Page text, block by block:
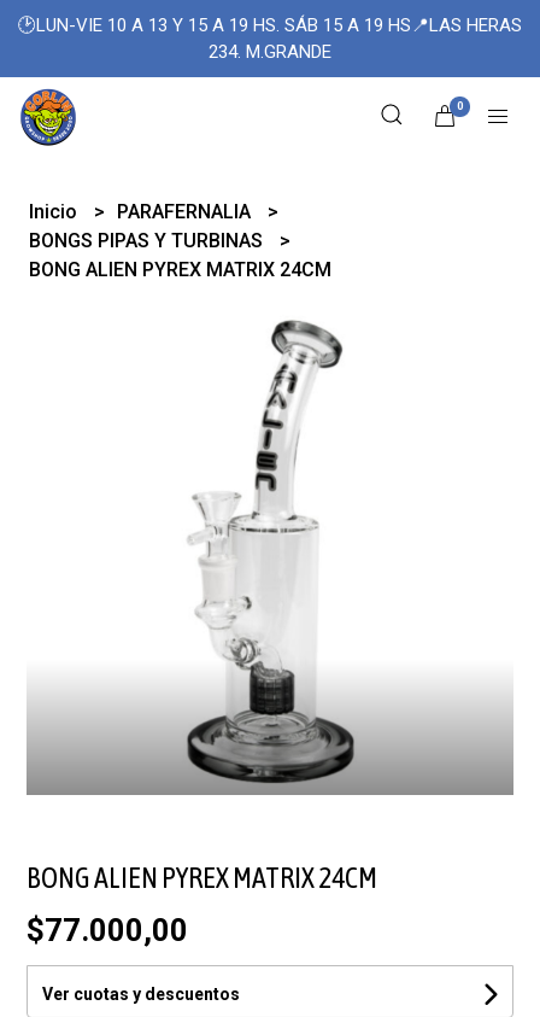
🕑LUN-VIE 10 A 13 Y 15 A 19 HS. SÁB 15 A 19 HS📍LAS HERAS
234. M.GRANDE
0
Inicio
PARAFERNALIA
BONGS PIPAS Y TURBINAS
BONG ALIEN PYREX MATRIX 24CM
BONG ALIEN PYREX MATRIX 24CM
$77.000,00
Ver cuotas y descuentos